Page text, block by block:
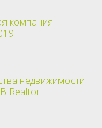
компания
недвижимости
Realtor